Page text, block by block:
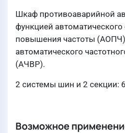
Шкаф противоаварийной
функцией автоматического
повышения частоты
автоматического
(АЧВР).
2 системы шин и 2 секции:
Возможное